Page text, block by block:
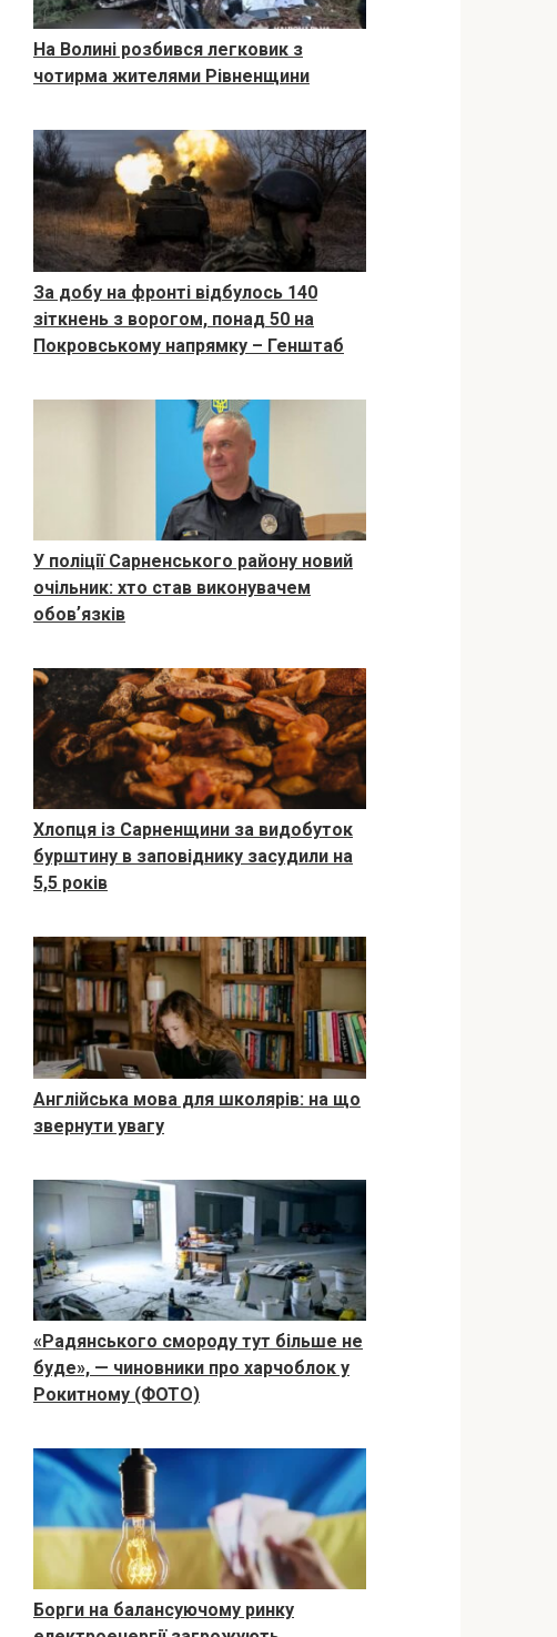
На Волині розбився легковик з
чотирма жителями Рівненщини
За добу на фронті відбулось 140
зіткнень з ворогом, понад 50 на
Покровському напрямку – Генштаб
У поліції Сарненського району новий
очільник: хто став виконувачем
обовʼязків
Хлопця із Сарненщини за видобуток
бурштину в заповіднику засудили на
5,5 років
Англійська мова для школярів: на що
звернути увагу
«Радянського смороду тут більше не
буде», — чиновники про харчоблок у
Рокитному (ФОТО)
Борги на балансуючому ринку